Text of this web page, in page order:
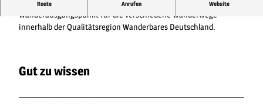
Route Anrufen Website
Wanderportal
Wanderausgangspunkt für die verschiedene Wanderwege
innerhalb der Qualitätsregion Wanderbares Deutschland.
Gut zu wissen